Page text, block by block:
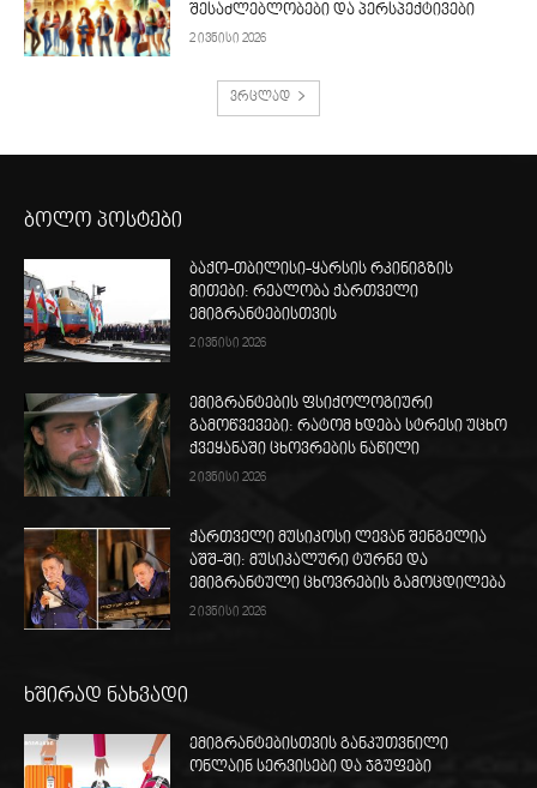
შესაძლებლობები და პერსპექტივები
2 ივნისი 2026
ვრცლად
ბოლო პოსტები
ბაქო-თბილისი-ყარსის რკინიგზის
მითები: რეალობა ქართველი
ემიგრანტებისთვის
2 ივნისი 2026
ემიგრანტების ფსიქოლოგიური
გამოწვევები: რატომ ხდება სტრესი უცხო
ქვეყანაში ცხოვრების ნაწილი
2 ივნისი 2026
ქართველი მუსიკოსი ლევან შენგელია
აშშ-ში: მუსიკალური ტურნე და
ემიგრანტული ცხოვრების გამოცდილება
2 ივნისი 2026
ხშირად ნახვადი
ემიგრანტებისთვის განკუთვნილი
ონლაინ სერვისები და ჯგუფები